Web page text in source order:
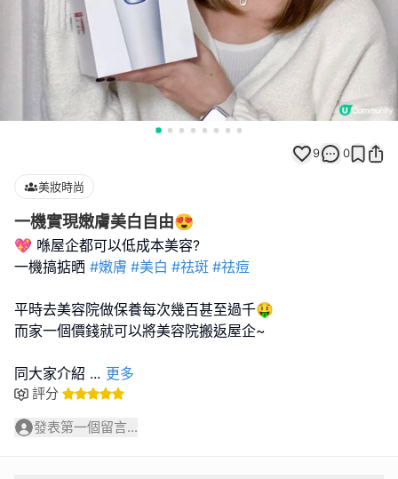
9 0
美妝時尚
一機實現嫩膚美白自由😍
💖 喺屋企都可以低成本美容?
一機搞掂晒 #嫩膚 #美白 #祛斑 #祛痘
平時去美容院做保養每次幾百甚至過千🤑
而家一個價錢就可以將美容院搬返屋企~
同大家介紹 ... 更多
評分
發表第一個留言...